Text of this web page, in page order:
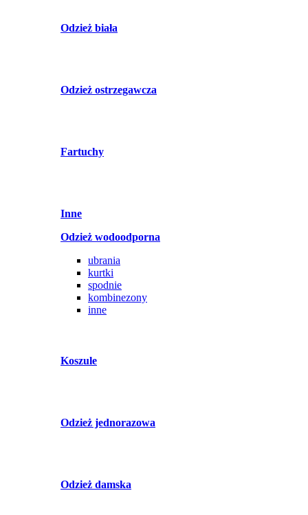
Odzież biała
Odzież ostrzegawcza
Fartuchy
Inne
Odzież wodoodporna
ubrania
kurtki
spodnie
kombinezony
inne
Koszule
Odzież jednorazowa
Odzież damska